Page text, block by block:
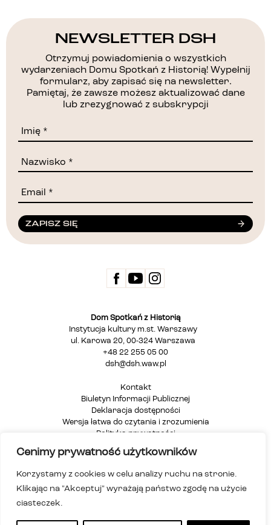
Cenimy prywatność użytkowników
Korzystamy z cookies w celu analizy ruchu na stronie.
Klikając na "Akceptuj" wyrażają państwo zgodę na użycie
ciasteczek.
NEWSLETTER DSH
Otrzymuj powiadomienia o wszystkich
wydarzeniach Domu Spotkań z Historią! Wypełnij
formularz, aby zapisać się na newsletter.
Pamiętaj, że zawsze możesz aktualizować dane
lub zrezygnować z subskrypcji
ZAPISZ SIĘ
Dom Spotkań z Historią
Instytucja kultury m.st. Warszawy
ul. Karowa 20, 00-324 Warszawa
+48 22 255 05 00
dsh@dsh.waw.pl
Kontakt
Biuletyn Informacji Publicznej
Deklaracja dostępności
Wersja łatwa do czytania i zrozumienia
Polityka prywatności
Mapa strony